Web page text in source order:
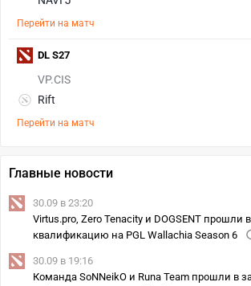
Перейти на матч
VP.CIS
Rift
Перейти на матч
DL S27
Главные новости
30.09 в 23:20
Virtus.pro, Zero Tenacity и DOGSENT прошли
квалификацию на PGL Wallachia Season 6
30.09 в 19:16
Команда SoNNeikO и Runa Team прошли в